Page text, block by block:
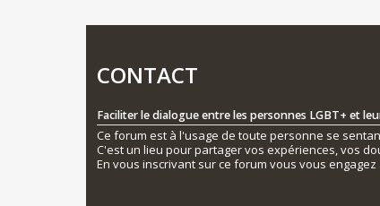
CONTACT
Faciliter le dialogue entre les personnes LGBT+ et
Ce forum est à l'usage de toute personne se
C'est un lieu pour partager vos expériences, vos
En vous inscrivant sur ce forum vous vous